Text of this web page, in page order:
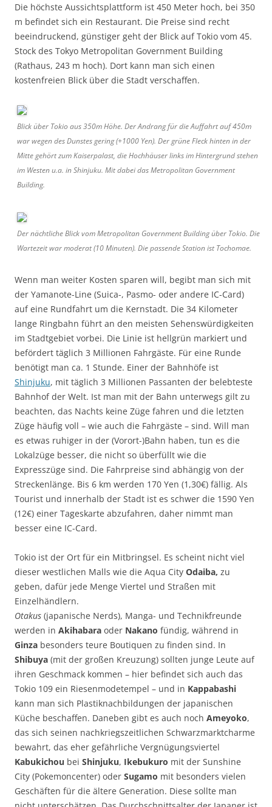
Die höchste Aussichtsplattform ist 450 Meter hoch, bei 350
m befindet sich ein Restaurant. Die Preise sind recht
beeindruckend, günstiger geht der Blick auf Tokio vom 45.
Stock des Tokyo Metropolitan Government Building
(Rathaus, 243 m hoch). Dort kann man sich einen
kostenfreien Blick über die Stadt verschaffen.
Blick über Tokio aus 350m Höhe. Der Andrang für die Auffahrt auf 450m
war wegen des Dunstes gering (+1000 Yen). Der grüne Fleck hinten in der
Mitte gehört zum Kaiserpalast, die Hochhäuser links im Hintergrund stehen
im Westen u.a. in Shinjuku. Mit dabei das Metropolitan Government
Building.
Der nächtliche Blick vom Metropolitan Government Building über Tokio. Die
Wartezeit war moderat (10 Minuten). Die passende Station ist Tochomae.
Wenn man weiter Kosten sparen will, begibt man sich mit
der Yamanote-Line (Suica-, Pasmo- oder andere IC-Card)
auf eine Rundfahrt um die Kernstadt. Die 34 Kilometer
lange Ringbahn führt an den meisten Sehenswürdigkeiten
im Stadtgebiet vorbei. Die Linie ist hellgrün markiert und
befördert täglich 3 Millionen Fahrgäste. Für eine Runde
benötigt man ca. 1 Stunde. Einer der Bahnhöfe ist
Shinjuku, mit täglich 3 Millionen Passanten der belebteste
Bahnhof der Welt. Ist man mit der Bahn unterwegs gilt zu
beachten, das Nachts keine Züge fahren und die letzten
Züge häufig voll – wie auch die Fahrgäste – sind. Will man
es etwas ruhiger in der (Vorort-)Bahn haben, tun es die
Lokalzüge besser, die nicht so überfüllt wie die
Expresszüge sind. Die Fahrpreise sind abhängig von der
Streckenlänge. Bis 6 km werden 170 Yen (1,30€) fällig. Als
Tourist und innerhalb der Stadt ist es schwer die 1590 Yen
(12€) einer Tageskarte abzufahren, daher nimmt man
besser eine IC-Card.
Tokio ist der Ort für ein Mitbringsel. Es scheint nicht viel
dieser westlichen Malls wie die Aqua City Odaiba, zu
geben, dafür jede Menge Viertel und Straßen mit
Einzelhändlern.
Otakus (japanische Nerds), Manga- und Technikfreunde
werden in Akihabara oder Nakano fündig, während in
Ginza besonders teure Boutiquen zu finden sind. In
Shibuya (mit der großen Kreuzung) sollten junge Leute auf
ihren Geschmack kommen – hier befindet sich auch das
Tokio 109 ein Riesenmodetempel – und in Kappabashi
kann man sich Plastiknachbildungen der japanischen
Küche beschaffen. Daneben gibt es auch noch Ameyoko,
das sich seinen nachkriegszeitlichen Schwarzmarktcharme
bewahrt, das eher gefährliche Vergnügungsviertel
Kabukichou bei Shinjuku, Ikebukuro mit der Sunshine
City (Pokemoncenter) oder Sugamo mit besonders vielen
Geschäften für die ältere Generation. Diese sollte man